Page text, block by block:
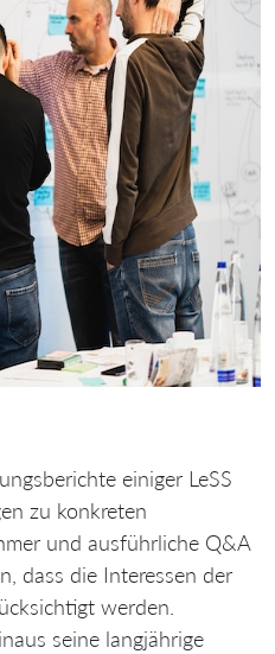
einiger LeSS
zu konkreten
und ausführliche Q&A
dass die Interessen der
werden.
seine langjährige